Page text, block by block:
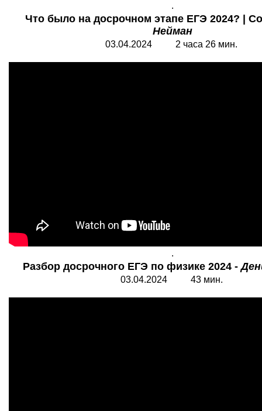
.
Что было на досрочном этапе ЕГЭ 2024? |
Нейман
03.04.2024 2 часа 26 мин.
.
Разбор досрочного ЕГЭ по физике 2024 -
03.04.2024 43 мин.